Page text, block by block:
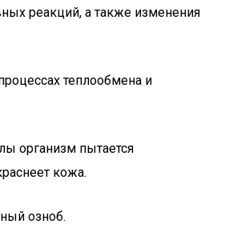
реакций, а также изменения
теплообмена и
организм пытается
кожа.
озноб.